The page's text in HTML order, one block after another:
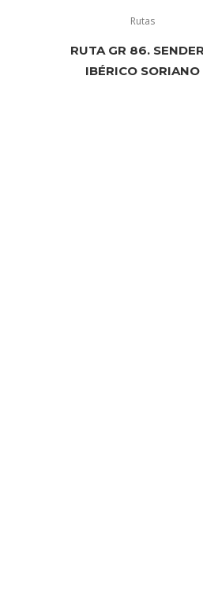
Rutas
RUTA GR 86.
IBÉRICO SORIANO